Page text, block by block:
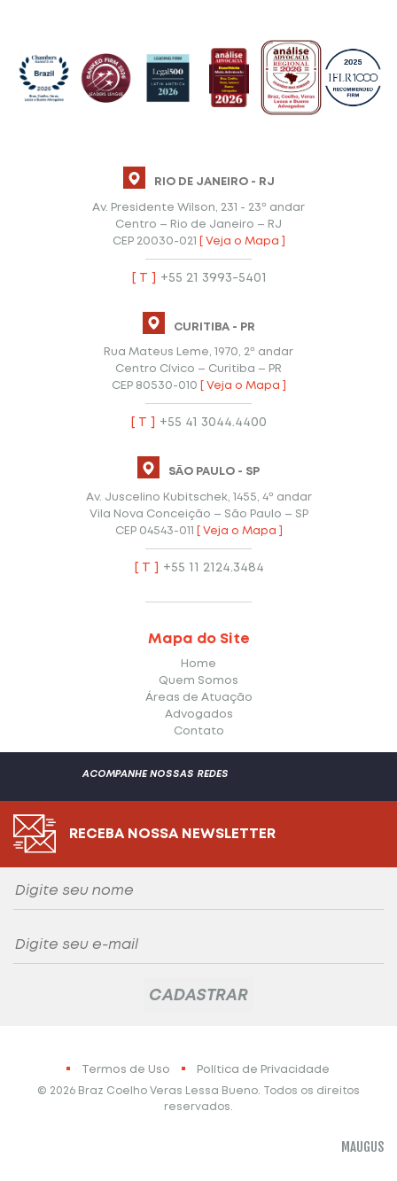
RIO DE JANEIRO - RJ
Av. Presidente Wilson, 231 - 23º andar
Centro – Rio de Janeiro – RJ
CEP 20030-021
[ Veja o Mapa ]
[ T ] +55 21 3993-5401
CURITIBA - PR
Rua Mateus Leme, 1970, 2º andar
Centro Cívico – Curitiba – PR
CEP 80530-010
[ Veja o Mapa ]
[ T ] +55 41 3044.4400
SÃO PAULO - SP
Av. Juscelino Kubitschek, 1455, 4º andar
Vila Nova Conceição – São Paulo – SP
CEP 04543-011
[ Veja o Mapa ]
[ T ] +55 11 2124.3484
Mapa do Site
Home
Quem Somos
Áreas de Atuação
Advogados
Contato
ACOMPANHE NOSSAS REDES
RECEBA NOSSA NEWSLETTER
Termos de Uso Política de Privacidade
© 2026 Braz Coelho Veras Lessa Bueno. Todos os direitos
reservados.
MAUGUS